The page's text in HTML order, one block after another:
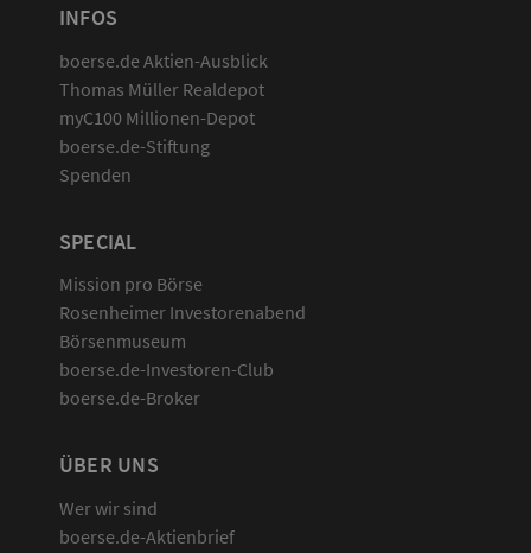
INFOS
boerse.de Aktien-Ausblick
Thomas Müller Realdepot
myC100 Millionen-Depot
boerse.de-Stiftung
Spenden
SPECIAL
Mission pro Börse
Rosenheimer Investorenabend
Börsenmuseum
boerse.de-Investoren-Club
boerse.de-Broker
ÜBER UNS
Wer wir sind
boerse.de-Aktienbrief